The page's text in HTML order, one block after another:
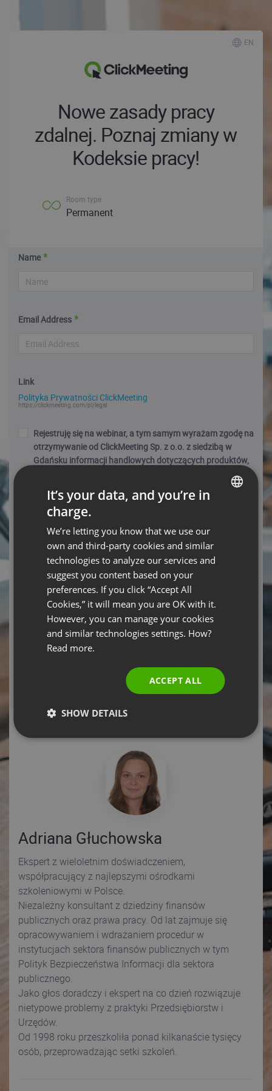
EN
Nowe zasady pracy
zdalnej. Poznaj zmiany w
Kodeksie pracy!
Room type
Permanent
Name
Email Address
Link
Polityka Prywatności ClickMeeting
https://clickmeeting.com/pl/legal
Rejestruję się na webinar, a tym samym wyrażam zgodę na
otrzymywanie od ClickMeeting Sp. z o.o. z siedzibą w
Gdańsku informacji handlowych dotyczących produktów,
usług, promocji, ofert specjalnych, nowości i wydarzeń za
pośrednictwem wiadomości e-mail na podany przeze mnie
w adres. Moje dane będą przetwarzane zgodnie z Polityką
Prywatności. Wiem, że mogę ww. zgodę w każdej chwili
wycofać. Podanie danych osobowych i zaznaczenie
checkboxa jest warunkiem wykonania umowy o udział w
webinarium przez ClickMeeting Sp. z o.o. (jest dobrowolne,
ale niezbędne do wzięcia udziału w webinarium).
Required fields
REGISTER NOW
If you have already registered and can't locate
your registration confirmation email,click here!
Adriana Głuchowska
Ekspert z wieloletnim doświadczeniem,
współpracujący z najlepszymi ośrodkami
szkoleniowymi w Polsce.
Niezależny konsultant z dziedziny finansów
publicznych oraz prawa pracy. Od lat zajmuje się
opracowywaniem i wdrażaniem procedur w
instytucjach sektora finansów publicznych w tym
Polityk Bezpieczeństwa Informacji dla sektora
publicznego.
Jako głos doradczy i ekspert na co dzień rozwiązuje
nietypowe problemy z praktyki Przedsiębiorstw i
Urzędów.
Od 1998 roku przeszkoliła ponad kilkanaście tysięcy
osób, przeprowadzając setki szkoleń.
FRENCH
POLISH
RUSSIAN
SPANISH
PORTUGUESE
It’s your data, and you’re in
charge.
We’re letting you know that we use our
own and third-party cookies and similar
technologies to analyze our services and
suggest you content based on your
preferences. If you click “Accept All
Cookies,” it will mean you are OK with it.
However, you can manage your cookies
and similar technologies settings. How?
Read more.
ACCEPT ALL
SHOW DETAILS